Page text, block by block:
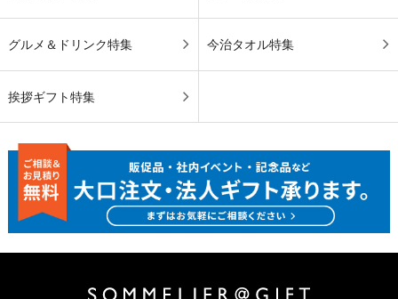
グルメ＆ドリンク特集 今治タオル特集
挨拶ギフト特集